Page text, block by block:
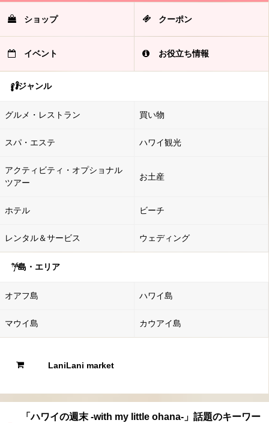
ショップ クーポン
イベント お役立ち情報
ジャンル
グルメ・レストラン 買い物
スパ・エステ ハワイ観光
アクティビティ・オプショナル
ツアー
お土産
ホテル ビーチ
レンタル＆サービス ウェディング
島・エリア
オアフ島 ハワイ島
マウイ島 カウアイ島
LaniLani market
「ハワイの週末 -with my little ohana-」話題のキーワー